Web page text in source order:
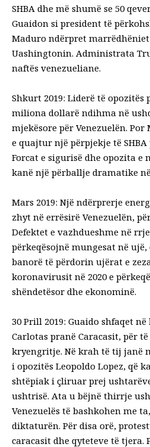
SHBA dhe më shumë se 50
Guaidon si president të
Maduro ndërpret
Uashingtonin. Administrata
naftës venezueliane.
Shkurt 2019: Liderë të opozitës
miliona dollarë ndihma në
mjekësore për Venezuelën.
e quajtur një përpjekje të
Forcat e sigurisë dhe opozita e
kanë një përballje dramatike
Mars 2019: Një ndërprerje
zhyt në errësirë Venezuelën,
Defektet e vazhdueshme në
përkeqësojnë mungesat në
banorë të përdorin ujërat e
koronavirusit në 2020 e
shëndetësor dhe ekonominë.
30 Prill 2019: Guaido shfaqet
Carlotas pranë Caracasit, për
kryengritje. Në krah të tij janë
i opozitës Leopoldo Lopez, që
shtëpiak i çliruar prej
ushtrisë. Ata u bëjnë thirrje
Venezuelës të bashkohen me
diktaturën. Për disa orë,
caracasit dhe qyteteve të tjera.